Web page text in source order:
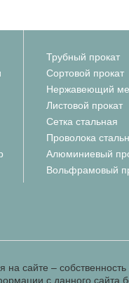
Трубный прокат
Сортовой прокат
Нержавеющий
Листовой прокат
Сетка стальная
Проволока
Алюминиевый
Вольфрамовый
сайте – собственность
с данного